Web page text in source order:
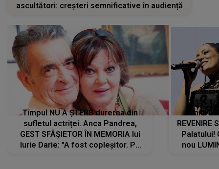
ascultători: creșteri semnificative în audiență
Timpul NU A ȘTERS durerea din
sufletul actriței. Anca Pandrea,
GEST SFÂȘIETOR ÎN MEMORIA lui
Iurie Darie: "A fost copleșitor. Pe
Tania
REVENIRE
Palatului!
nou